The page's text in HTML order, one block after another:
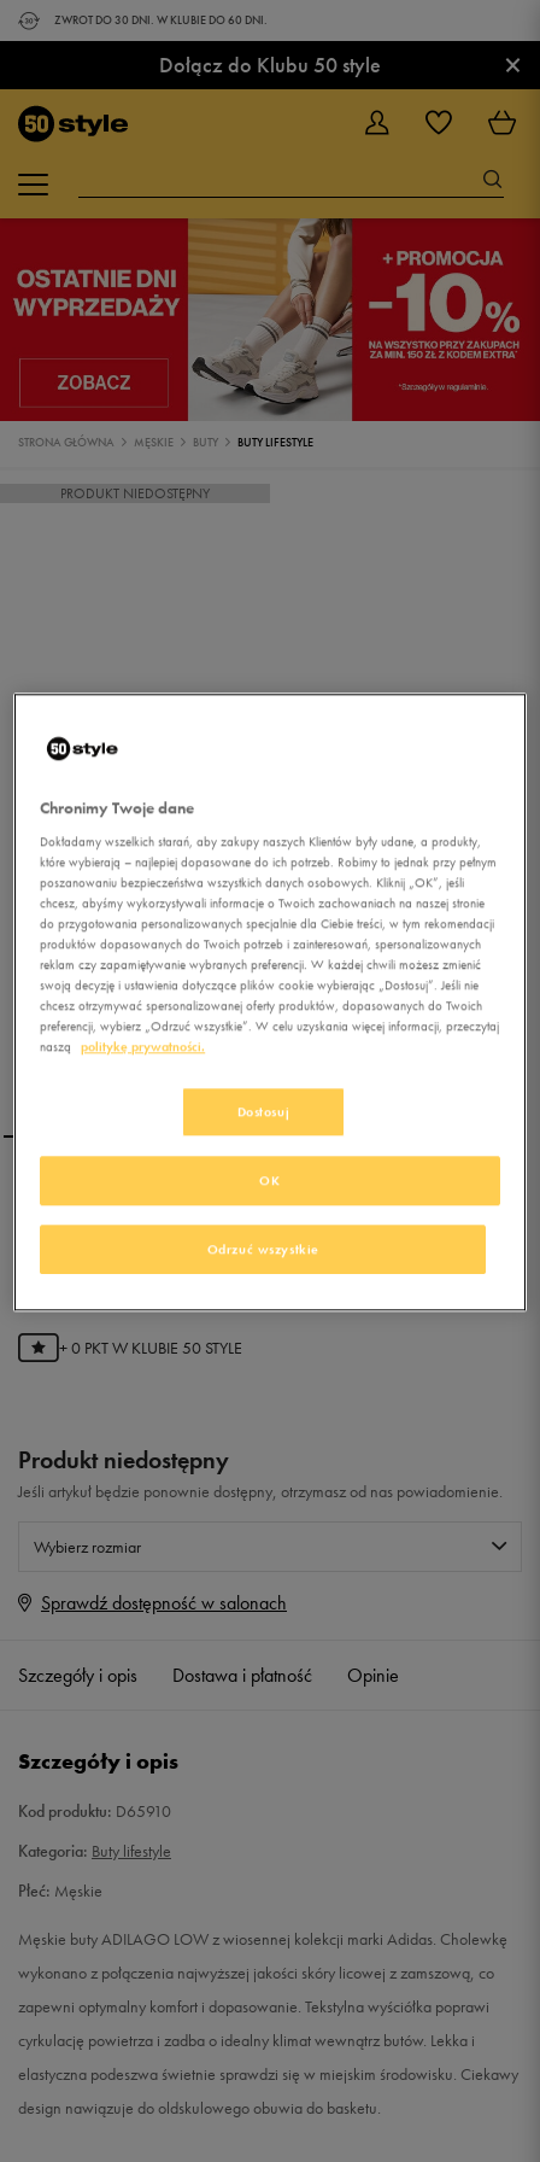
ZWROT DO 30 DNI. W KLUBIE DO 60 DNI.
Dołącz do Klubu 50 style ×
STRONA GŁÓWNA MĘSKIE BUTY BUTY LIFESTYLE
PRODUKT NIEDOSTĘPNY
0.0(0)
+ 0 PKT W KLUBIE 50 STYLE
Produkt niedostępny
Jeśli artykuł będzie ponownie dostępny, otrzymasz od nas powiadomienie.
Wybierz rozmiar
Rozmiary EU
38 2/3
40 2/3 25,5 cm
42 26,5 cm Powiadom o dostępności
42 2/3 27 cm Powiadom o dostępności
Sprawdź dostępność w salonach
Szczegóły i opis Dostawa i płatność Opinie
Szczegóły i opis
Kod produktu: D65910
Kategoria: Buty lifestyle
Płeć: Męskie
Męskie buty ADILAGO LOW z wiosennej kolekcji marki Adidas. Cholewkę
wykonano z połączenia najwyższej jakości skóry licowej z zamszową, co
zapewni optymalny komfort i dopasowanie. Tekstylna wyściółka poprawi
cyrkulację powietrza i zadba o idealny klimat wewnątrz butów. Lekka i
elastyczna podeszwa świetnie sprawdzi się w miejskim środowisku. Ciekawy
design nawiązuje do oldskulowego obuwia do basketu.
Chronimy Twoje dane
Dokładamy wszelkich starań, aby zakupy naszych Klientów były udane, a produkty,
które wybierają – najlepiej dopasowane do ich potrzeb. Robimy to jednak przy pełnym
poszanowaniu bezpieczeństwa wszystkich danych osobowych. Kliknij „OK”, jeśli
chcesz, abyśmy wykorzystywali informacje o Twoich zachowaniach na naszej stronie
do przygotowania personalizowanych specjalnie dla Ciebie treści, w tym rekomendacji
produktów dopasowanych do Twoich potrzeb i zainteresowań, spersonalizowanych
reklam czy zapamiętywanie wybranych preferencji. W każdej chwili możesz zmienić
swoją decyzję i ustawienia dotyczące plików cookie wybierając „Dostosuj”. Jeśli nie
chcesz otrzymywać spersonalizowanej oferty produktów, dopasowanych do Twoich
preferencji, wybierz „Odrzuć wszystkie”. W celu uzyskania więcej informacji, przeczytaj
naszą
politykę prywatności.
Dostosuj
Odrzuć wszystkie
OK